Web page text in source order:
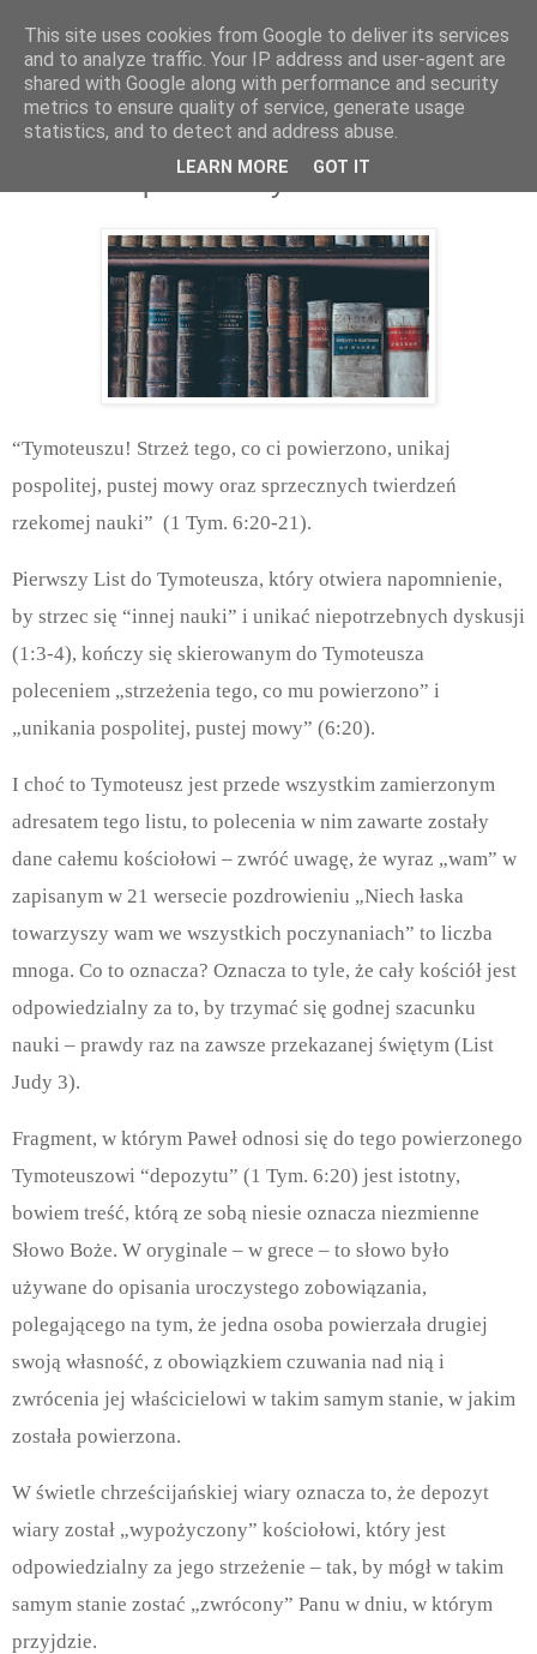
czwartek, czerwca 30, 2016
Straż nad powierzonym
“Tymoteuszu! Strzeż tego, co ci powierzono, unikaj
pospolitej, pustej mowy oraz sprzecznych twierdzeń
rzekomej nauki” (1 Tym. 6:20-21).
Pierwszy List do Tymoteusza, który otwiera napomnienie,
by strzec się “innej nauki” i unikać niepotrzebnych dyskusji
(1:3-4), kończy się skierowanym do Tymoteusza
poleceniem „strzeżenia tego, co mu powierzono” i
„unikania pospolitej, pustej mowy” (6:20).
I choć to Tymoteusz jest przede wszystkim zamierzonym
adresatem tego listu, to polecenia w nim zawarte zostały
dane całemu kościołowi – zwróć uwagę, że wyraz „wam” w
zapisanym w 21 wersecie pozdrowieniu „Niech łaska
towarzyszy wam we wszystkich poczynaniach” to liczba
mnoga. Co to oznacza? Oznacza to tyle, że cały kościół jest
odpowiedzialny za to, by trzymać się godnej szacunku
nauki – prawdy raz na zawsze przekazanej świętym (List
Judy 3).
Fragment, w którym Paweł odnosi się do tego powierzonego
Tymoteuszowi “depozytu” (1 Tym. 6:20) jest istotny,
bowiem treść, którą ze sobą niesie oznacza niezmienne
Słowo Boże. W oryginale – w grece – to słowo było
używane do opisania uroczystego zobowiązania,
polegającego na tym, że jedna osoba powierzała drugiej
swoją własność, z obowiązkiem czuwania nad nią i
zwrócenia jej właścicielowi w takim samym stanie, w jakim
została powierzona.
W świetle chrześcijańskiej wiary oznacza to, że depozyt
wiary został „wypożyczony” kościołowi, który jest
odpowiedzialny za jego strzeżenie – tak, by mógł w takim
samym stanie zostać „zwrócony” Panu w dniu, w którym
przyjdzie.
This site uses cookies from Google to deliver its services
and to analyze traffic. Your IP address and user-agent are
shared with Google along with performance and security
metrics to ensure quality of service, generate usage
statistics, and to detect and address abuse.
LEARN MORE GOT IT